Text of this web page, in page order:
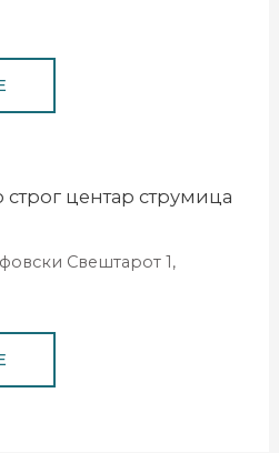
центар струмица
Свештарот 1,